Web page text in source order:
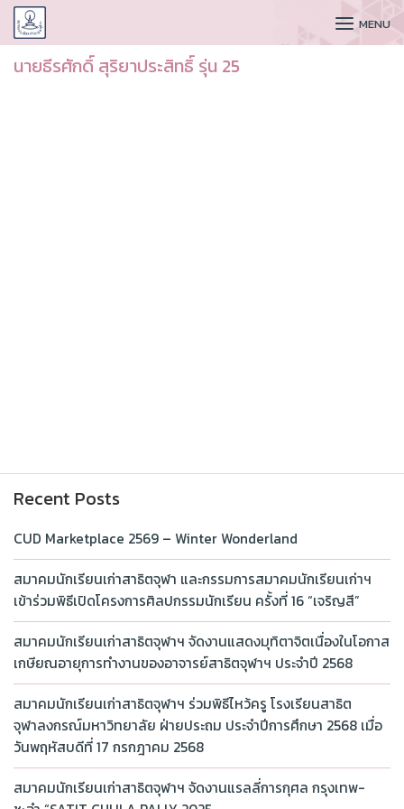
CUDAA MENU
นายธีรศักดิ์ สุริยาประสิทธิ์ รุ่น 25
Recent Posts
CUD Marketplace 2569 – Winter Wonderland
สมาคมนักเรียนเก่าสาธิตจุฬา และกรรมการสมาคมนักเรียนเก่าฯ
เข้าร่วมพิธีเปิดโครงการศิลปกรรมนักเรียน ครั้งที่ 16 “เจริญสี”
สมาคมนักเรียนเก่าสาธิตจุฬาฯ จัดงานแสดงมุทิตาจิตเนื่องในโอกาส
เกษียณอายุการทำงานของอาจารย์สาธิตจุฬาฯ ประจำปี 2568
สมาคมนักเรียนเก่าสาธิตจุฬาฯ ร่วมพิธีไหว้ครู โรงเรียนสาธิต
จุฬาลงกรณ์มหาวิทยาลัย ฝ่ายประถม ประจำปีการศึกษา 2568 เมื่อ
วันพฤหัสบดีที่ 17 กรกฎาคม 2568
สมาคมนักเรียนเก่าสาธิตจุฬาฯ จัดงานแรลลี่การกุศล กรุงเทพ-